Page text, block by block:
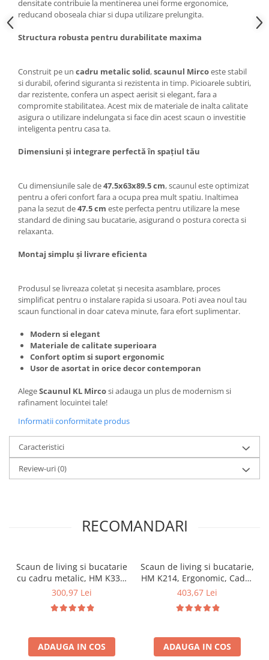
densitate contribuie la mentinerea unei forme ergonomice,
reducand oboseala chiar si dupa utilizare prelungita.
Structura robusta pentru durabilitate maxima
Construit pe un cadru metalic solid,scaunul Mircoeste stabil
si durabil, oferind siguranta si rezistenta in timp. Picioarele subtiri,
dar rezistente, confera un aspect aerisit si elegant, fara a
compromite stabilitatea. Acest mix de materiale de inalta calitate
asigura o utilizare indelungata si face din acest scaun o investitie
inteligenta pentru casa ta.
Dimensiuni și integrare perfectă în spațiul tău
Cu dimensiunile sale de47.5x63x89.5 cm, scaunul este optimizat
pentru a oferi confort fara a ocupa prea mult spatiu. Inaltimea
pana la sezut de47.5 cm este perfecta pentru utilizare la mese
standard de dining sau bucatarie, asigurand o postura corecta si
relaxanta.
Montaj simplu și livrare eficienta
Produsul se livreaza coletat și necesita asamblare, proces
simplificat pentru o instalare rapida si usoara. Poti avea noul tau
scaun functional in doar cateva minute, fara efort suplimentar.
Modern si elegant
Materiale de calitate superioara
Confort optim si suport ergonomic
Usor de asortat in orice decor contemporan
AlegeScaunul KL Mircosi adauga un plus de modernism si
rafinament locuintei tale!
Informatii conformitate produs
Caracteristici
Review-uri(0)
RECOMANDARI
Scaun de living si bucatarie
cu cadru metalic, HM K332,
ergonomic, stofa velvet,
Albastru
300,97 Lei
ADAUGA IN COS
Scaun de living si bucatarie,
HM K214, Ergonomic, Cadru
Metalic, Piele ecologica, 100
403,67 Lei
ADAUGA IN COS